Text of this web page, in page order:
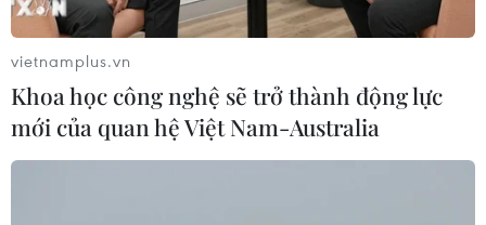
Công ty điện lực Thái Nguyên quản lý bị ngập
sâu, buộc phải cắt điện, ảnh hưởng hơn 200.000
khách hàng.
(Vietnam+)
vietnamplus.vn
Khoa học công nghệ sẽ trở thành động lực
mới của quan hệ Việt Nam-Australia